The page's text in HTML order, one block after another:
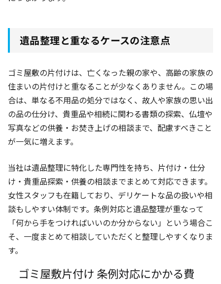
遺品整理と重なるケースの注意点
ゴミ屋敷の片付けは、亡くなった親の家や、高齢の家族の
住まいの片付けと重なることが少なくありません。この場
合は、単なる不用品の処分ではなく、故人や家族の思い出
の品の仕分け、貴重品や相続に関わる書類の探索、仏壇や
写真などの供養・お焚き上げの相談まで、配慮すべきこと
が一気に増えます。
当社は遺品整理に特化した専門性を持ち、片付け・仕分
け・貴重品探索・供養の相談までまとめて対応できます。
女性スタッフも在籍しており、デリケートな品の扱いや相
談もしやすい体制です。条例対応と遺品整理が重なって
「何から手をつければいいのか分からない」という場合こ
そ、一度まとめて相談していただくと整理しやすくなりま
す。
ゴミ屋敷片付け 条例対応にかかる費